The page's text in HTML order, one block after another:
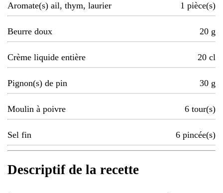
Aromate(s) ail, thym, laurier 1 pièce(s)
Beurre doux 20 g
Crème liquide entière 20 cl
Pignon(s) de pin 30 g
Moulin à poivre 6 tour(s)
Sel fin 6 pincée(s)
Descriptif de la recette